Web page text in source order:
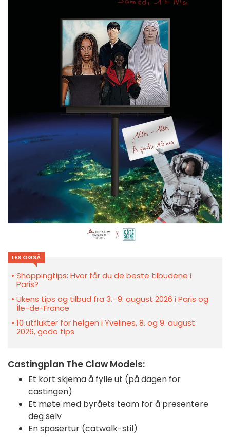
LES OGSÅ
Shoppingtips: Hvor får du de beste tilbudene i
Paris?
Ukens tips og tilbud fra 3.–9. august 2026 i Paris og
Île-de-France
10 utflukter for helgen i Yvelines, 8. og 9. august
2026, gode tips
Castingplan The Claw Models:
Et kort skjema å fylle ut (på dagen for
castingen)
Et møte med byråets team for å presentere
deg selv
En spasertur (catwalk-stil)